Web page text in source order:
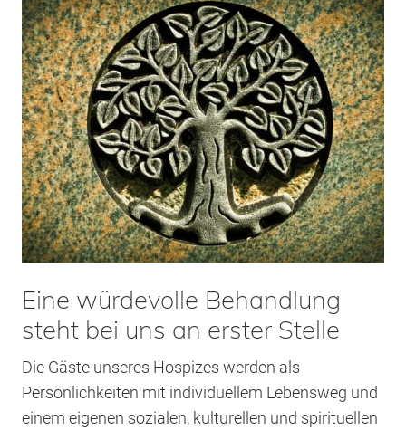
Eine würdevolle Behandlung
steht bei uns an erster Stelle
Die Gäste unseres Hospizes werden als
Persönlichkeiten mit individuellem Lebensweg und
einem eigenen sozialen, kulturellen und spirituellen